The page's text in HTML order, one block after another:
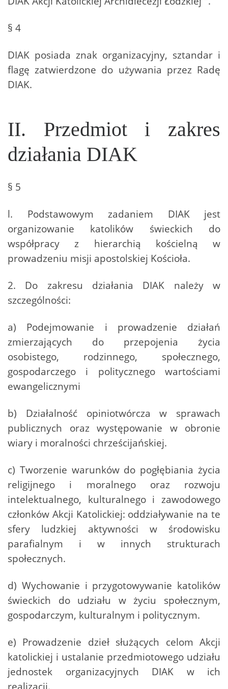
§ 4
DIAK posiada znak organizacyjny, sztandar i
flagę zatwierdzone do używania przez Radę
DIAK.
II. Przedmiot i zakres
działania DIAK
§ 5
l. Podstawowym zadaniem DIAK jest
organizowanie katolików świeckich do
współpracy z hierarchią kościelną w
prowadzeniu misji apostolskiej Kościoła.
2. Do zakresu działania DIAK należy w
szczególności:
a) Podejmowanie i prowadzenie działań
zmierzających do przepojenia życia
osobistego, rodzinnego, społecznego,
gospodarczego i politycznego wartościami
ewangelicznymi
b) Działalność opiniotwórcza w sprawach
publicznych oraz występowanie w obronie
wiary i moralności chrześcijańskiej.
c) Tworzenie warunków do pogłębiania życia
religijnego i moralnego oraz rozwoju
intelektualnego, kulturalnego i zawodowego
członków Akcji Katolickiej: oddziaływanie na te
sfery ludzkiej aktywności w środowisku
parafialnym i w innych strukturach
społecznych.
d) Wychowanie i przygotowywanie katolików
świeckich do udziału w życiu społecznym,
gospodarczym, kulturalnym i politycznym.
e) Prowadzenie dzieł służących celom Akcji
katolickiej i ustalanie przedmiotowego udziału
jednostek organizacyjnych DIAK w ich
realizacji.